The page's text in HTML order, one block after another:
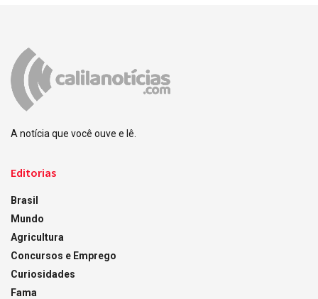
A notícia que você ouve e lê.
Editorias
Brasil
Mundo
Agricultura
Concursos e Emprego
Curiosidades
Fama